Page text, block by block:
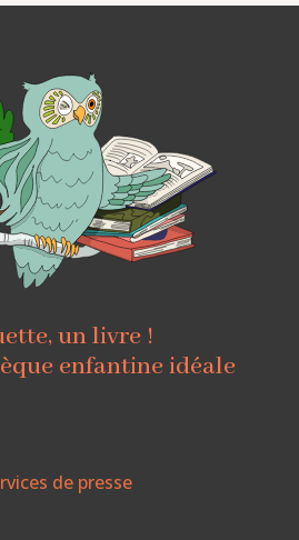
un livre !
enfantine idéale
de presse